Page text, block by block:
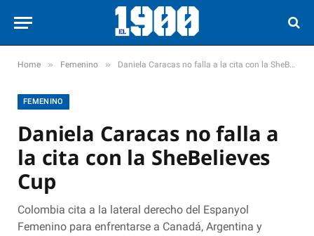
Home » Femenino » Daniela Caracas no falla a la cita con la SheBelieves Cup
FEMENINO
Daniela Caracas no falla a
la cita con la SheBelieves
Cup
Colombia cita a la lateral derecho del Espanyol
Femenino para enfrentarse a Canadá, Argentina y